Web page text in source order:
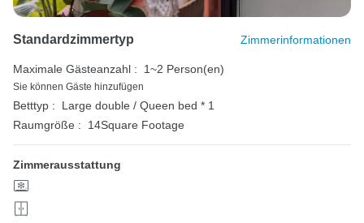
Standardzimmertyp Zimmerinformationen
Maximale Gästeanzahl : 1~2 Person(en)
Sie können Gäste hinzufügen
Betttyp :
Large double / Queen bed * 1
Raumgröße :
14Square Footage
Zimmerausstattung